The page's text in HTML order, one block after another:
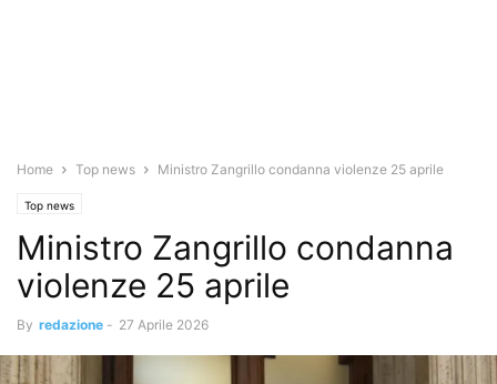
Home Top news Ministro Zangrillo condanna violenze 25 aprile
Top news
Ministro Zangrillo condanna
violenze 25 aprile
By redazione - 27 Aprile 2026